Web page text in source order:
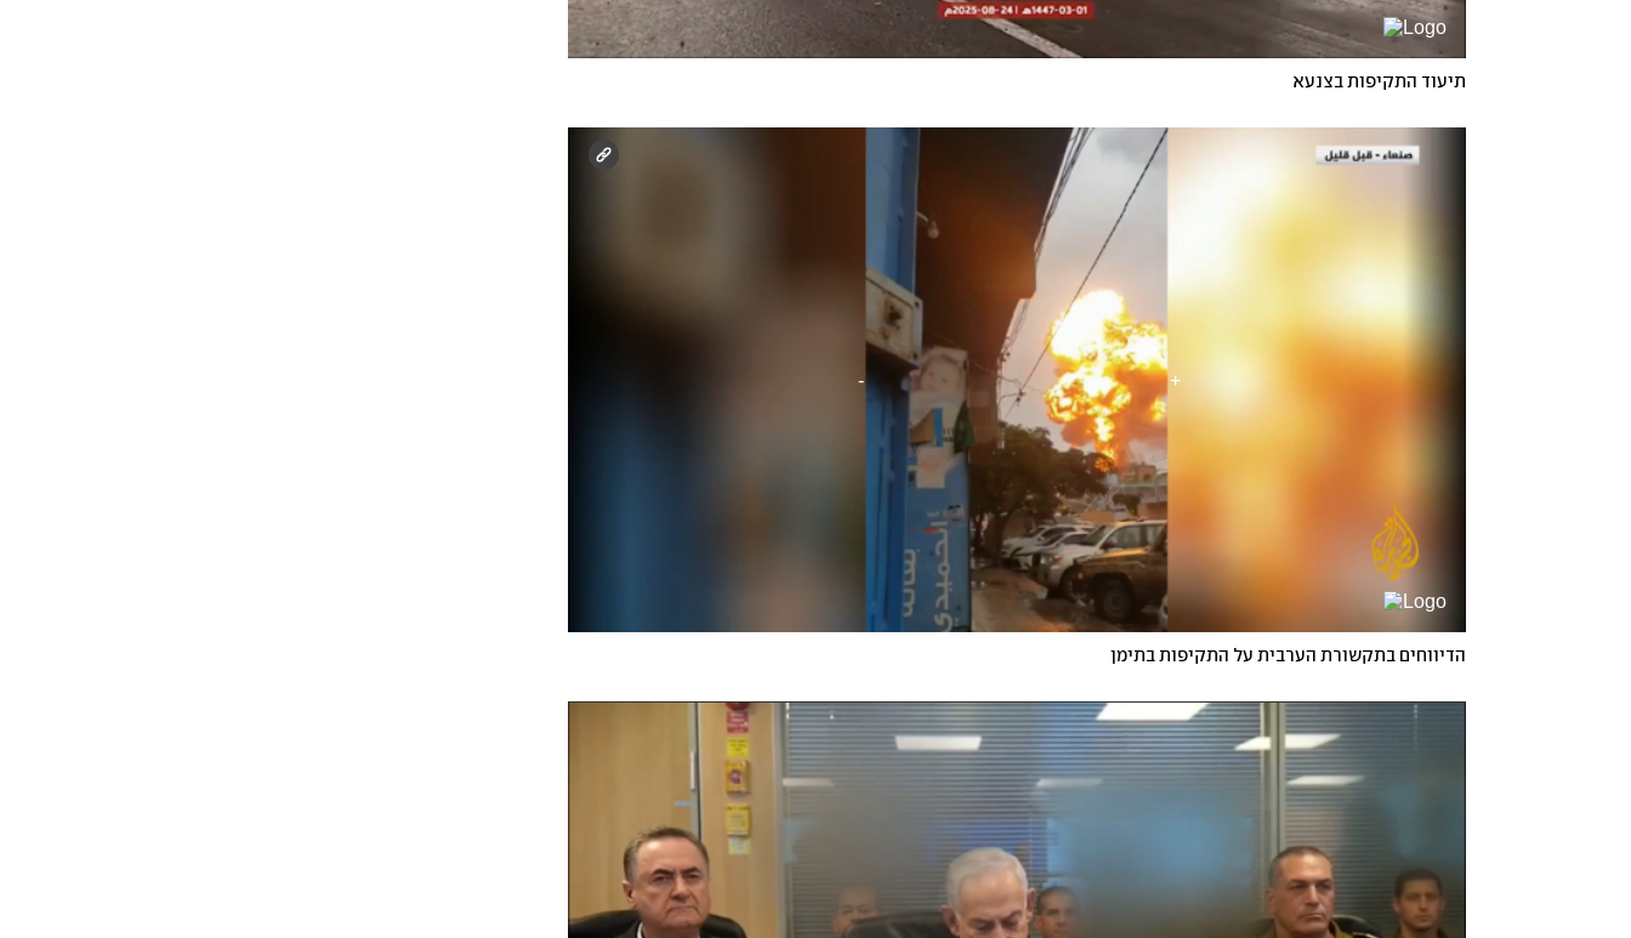
תיעוד התקיפות בצנעא
הדיווחים בתקשורת הערבית על התקיפות בתימן